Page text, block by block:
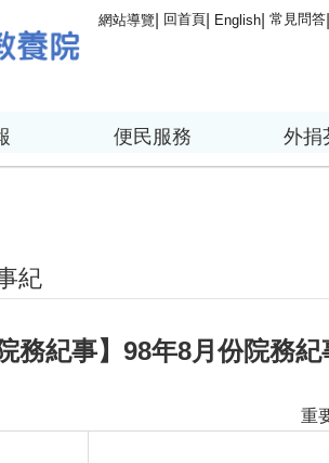
網站導覽 回首頁 English 常見問答
便民服務 外捐
紀
務紀事】98年8月份院務紀
重